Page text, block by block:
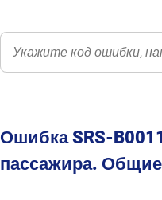
Ошибка SRS-
пассажира. Общие